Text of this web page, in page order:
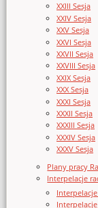
XXIII Sesja
XXIV Sesja
XXV Sesja
XXVI Sesja
XXVII Sesja
XXVIII Sesja
XXIX Sesja
XXX Sesja
XXXI Sesja
XXXII Sesja
XXXIII Sesja
XXXIV Sesja
XXXV Sesja
Plany pracy
Interpelacje